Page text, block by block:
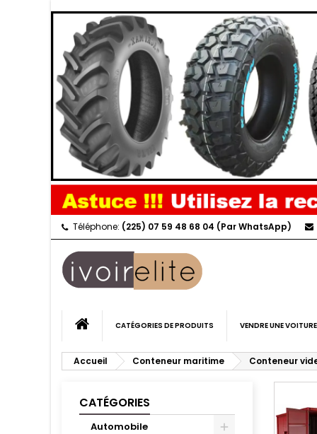
Téléphone: (225) 07 59 48 68 04 (Par WhatsApp)
CATÉGORIES DE PRODUITS VENDRE UNE VOITURE
Accueil Conteneur maritime Conteneur
CATÉGORIES
Automobile